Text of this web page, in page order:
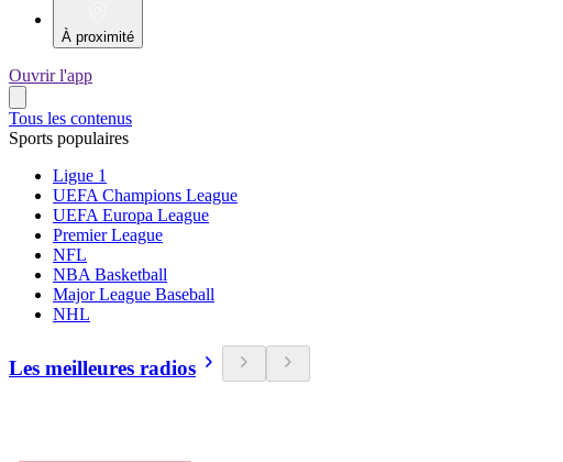
À proximité
Ouvrir l'app
Tous les contenus
Sports populaires
Ligue 1
UEFA Champions League
UEFA Europa League
Premier League
NFL
NBA Basketball
Major League Baseball
NHL
Les meilleures radios